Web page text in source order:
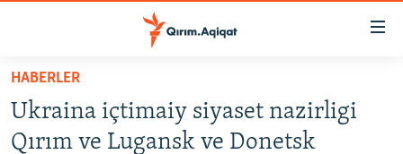
Esas
qaytmaq
Baş
HABERLER
HABERLER
Ukraina içtimaiy siyaset nazirligi
Qırım ve Lugansk ve Donetsk